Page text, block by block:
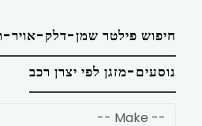
חיפוש פילטר שמן-דלק-
נוסעים-מזגן לפי יצרן רכב